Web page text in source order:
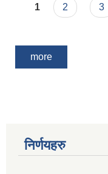
Pages
1 2 3
more
निर्णयहरु